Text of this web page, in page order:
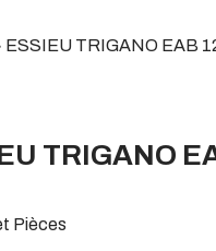
ESSIEU TRIGANO EAB
TRIGANO
Pièces